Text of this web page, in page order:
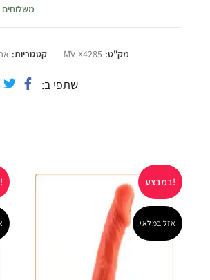
משלוחים
מק"ט: MV-X4285 קטגוריות:
שתפי ב
במבצע!
אזל במלאי
במבצע!